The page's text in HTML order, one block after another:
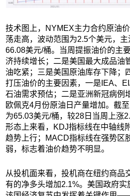
技术图上，NYMEX主力合约原油
荡走高，波动范围为2.5个美元，
66.08美元/桶。当周提振油价的主
济持续增长；二是美国最大成品油
油吃紧；三是美国原油库存下降；
打压油价的主要因素，一是IEA、
石油需求预估；二是亚洲新冠病例
欧佩克4月份原油日产量增加。截
为65.03美元/桶，较28日当周上涨
形态上来看，KDJ指标线在中轴线
趋势上行；MACD指标线在强势区
弱，标志着油价趋势不明显。
从投机面来看，投机商在纽约商品
有的净多头增加2.1%。美国政府